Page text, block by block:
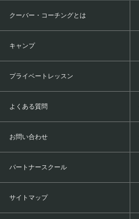
クーバー・コーチングとは
キャンプ
プライベートレッスン
よくある質問
お問い合わせ
パートナースクール
サイトマップ